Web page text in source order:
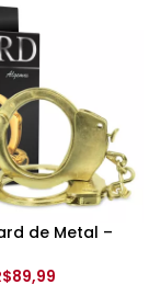
de Metal –
89,99